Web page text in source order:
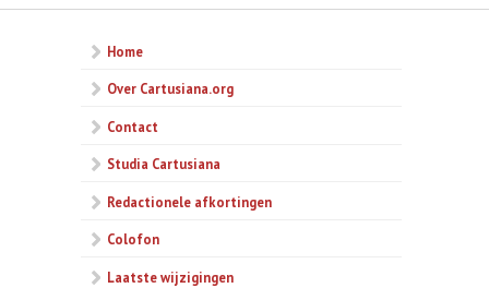
Home
Over Cartusiana.org
Contact
Studia Cartusiana
Redactionele afkortingen
Colofon
Laatste wijzigingen